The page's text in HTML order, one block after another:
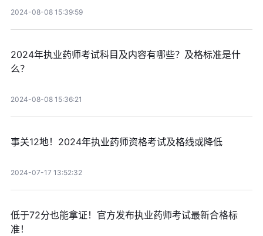
2024-08-08 15:39:59
2024年执业药师考试科目及内容有哪些？及格标准是什
么？
2024-08-08 15:36:21
事关12地！2024年执业药师资格考试及格线或降低
2024-07-17 13:52:32
低于72分也能拿证！官方发布执业药师考试最新合格标
准！